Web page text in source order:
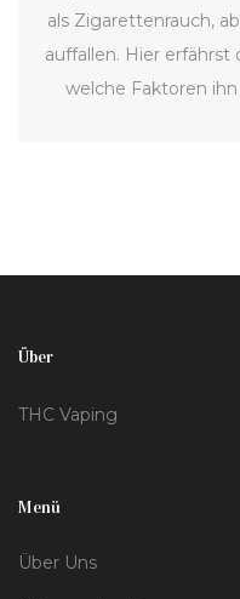
als Zigarettenrauch,
auffallen. Hier
welche Faktoren
Über
THC Vaping
Menü
Über Uns